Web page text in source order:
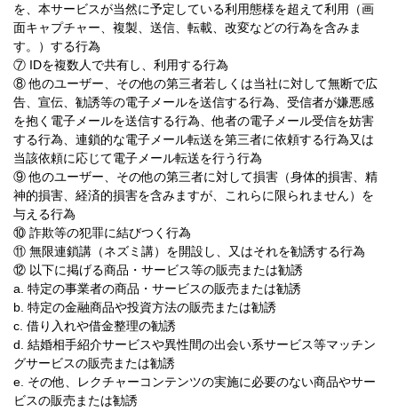
を、本サービスが当然に予定している利用態様を超えて利用（画
面キャプチャー、複製、送信、転載、改変などの行為を含みま
す。）する行為
⑦ IDを複数人で共有し、利用する行為
⑧ 他のユーザー、その他の第三者若しくは当社に対して無断で広
告、宣伝、勧誘等の電子メールを送信する行為、受信者が嫌悪感
を抱く電子メールを送信する行為、他者の電子メール受信を妨害
する行為、連鎖的な電子メール転送を第三者に依頼する行為又は
当該依頼に応じて電子メール転送を行う行為
⑨ 他のユーザー、その他の第三者に対して損害（身体的損害、精
神的損害、経済的損害を含みますが、これらに限られません）を
与える行為
⑩ 詐欺等の犯罪に結びつく行為
⑪ 無限連鎖講（ネズミ講）を開設し、又はそれを勧誘する行為
⑫ 以下に掲げる商品・サービス等の販売または勧誘
a. 特定の事業者の商品・サービスの販売または勧誘
b. 特定の金融商品や投資方法の販売または勧誘
c. 借り入れや借金整理の勧誘
d. 結婚相手紹介サービスや異性間の出会い系サービス等マッチン
グサービスの販売または勧誘
e. その他、レクチャーコンテンツの実施に必要のない商品やサー
ビスの販売または勧誘